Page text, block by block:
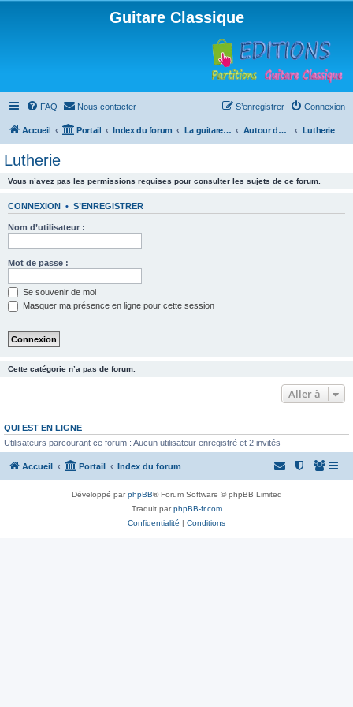
Guitare Classique
FAQ Nous contacter Connexion
S’enregistrer
Accueil Portail Index du forum La guitare : instrument, cours et théorie Autour de la guitare Lutherie
Lutherie
Vous n’avez pas les permissions requises pour consulter les sujets de ce forum.
CONNEXION • S’ENREGISTRER
Nom d’utilisateur :
Mot de passe :
Se souvenir de moi
Masquer ma présence en ligne pour cette session
Cette catégorie n’a pas de forum.
Aller à
QUI EST EN LIGNE
Utilisateurs parcourant ce forum : Aucun utilisateur enregistré et 2 invités
Accueil Portail Index du forum
Développé parphpBB® Forum Software © phpBB Limited
Traduit parphpBB-fr.com
Confidentialité | Conditions